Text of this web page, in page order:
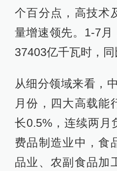
个百分点，高技术
量增速领先。1-7月
37403亿千瓦时，同
从细分领域来看，
月份，四大高载能
长0.5%，连续两月
费品制造业中，食
品业、农副食品加